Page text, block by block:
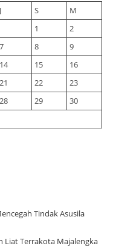
J S
M
1
2
7 8
9
14 15
16
21 22
23
28 29
30
Tindak Asusila
Liat Terrakota Majalengka